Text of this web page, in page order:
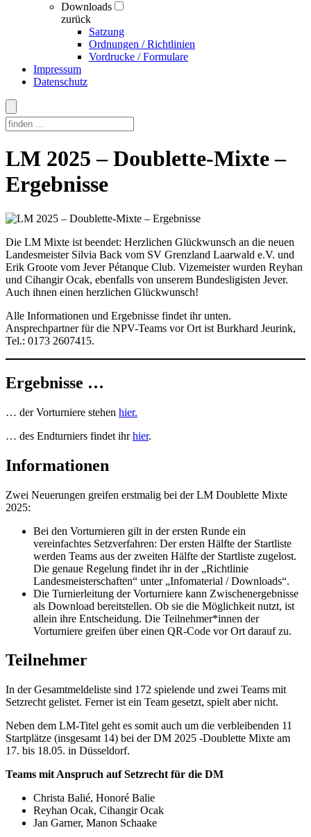
Downloads
zurück
Satzung
Ordnungen / Richtlinien
Vordrucke / Formulare
Impressum
Datenschutz
Skip
to
content
LM 2025 – Doublette-Mixte –
Ergebnisse
Die LM Mixte ist beendet: Herzlichen Glückwunsch an die neuen
Landesmeister Silvia Back vom SV Grenzland Laarwald e.V. und
Erik Groote vom Jever Pétanque Club. Vizemeister wurden Reyhan
und Cihangir Ocak, ebenfalls von unserem Bundesligisten Jever.
Auch ihnen einen herzlichen Glückwunsch!
Alle Informationen und Ergebnisse findet ihr unten.
Ansprechpartner für die NPV-Teams vor Ort ist Burkhard Jeurink,
Tel.: 0173 2607415.
Ergebnisse …
… der Vorturniere stehen hier.
… des Endturniers findet ihrhier.
Informationen
Zwei Neuerungen greifen erstmalig bei der LM Doublette Mixte
2025:
Bei den Vorturnieren gilt in der ersten Runde ein
vereinfachtes Setzverfahren: Der ersten Hälfte der Startliste
werden Teams aus der zweiten Hälfte der Startliste zugelost.
Die genaue Regelung findet ihr in der „Richtlinie
Landesmeisterschaften“ unter „Infomaterial / Downloads“.
Die Turnierleitung der Vorturniere kann Zwischenergebnisse
als Download bereitstellen. Ob sie die Möglichkeit nutzt, ist
allein ihre Entscheidung. Die Teilnehmer*innen der
Vorturniere greifen über einen QR-Code vor Ort darauf zu.
Teilnehmer
In der Gesamtmeldeliste sind 172 spielende und zwei Teams mit
Setzrecht gelistet. Ferner ist ein Team gesetzt, spielt aber nicht.
Neben dem LM-Titel geht es somit auch um die verbleibenden 11
Startplätze (insgesamt 14) bei der DM 2025 -Doublette Mixte am
17. bis 18.05. in Düsseldorf.
Teams mit Anspruch auf Setzrecht für die DM
Christa Balié, Honoré Balie
Reyhan Ocak, Cihangir Ocak
Jan Garner, Manon Schaake